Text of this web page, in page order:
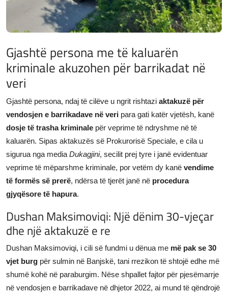
Shqip
Gjashtë persona me të kaluarën
kriminale akuzohen për barrikadat në
veri
Gjashtë persona, ndaj të cilëve u ngrit rishtazi aktakuzë për
vendosjen e barrikadave në veri para gati katër vjetësh, kanë
dosje të trasha kriminale për veprime të ndryshme në të
kaluarën. Sipas aktakuzës së Prokurorisë Speciale, e cila u
sigurua nga media Dukagjini, secilit prej tyre i janë evidentuar
veprime të mëparshme kriminale, por vetëm dy kanë vendime
të formës së prerë, ndërsa të tjerët janë në procedura
gjyqësore të hapura.
Dushan Maksimoviqi: Një dënim 30-vjeçar
dhe një aktakuzë e re
Dushan Maksimoviqi, i cili së fundmi u dënua me më pak se 30
vjet burg për sulmin në Banjskë, tani rrezikon të shtojë edhe më
shumë kohë në paraburgim. Nëse shpallet fajtor për pjesëmarrje
në vendosjen e barrikadave në dhjetor 2022, ai mund të qëndrojë